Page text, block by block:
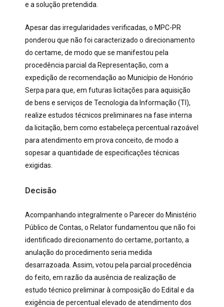
e a solução pretendida.
Apesar das irregularidades verificadas, o MPC-PR
ponderou que não foi caracterizado o direcionamento
do certame, de modo que se manifestou pela
procedência parcial da Representação, com a
expedição de recomendação ao Município de Honório
Serpa para que, em futuras licitações para aquisição
de bens e serviços de Tecnologia da Informação (TI),
realize estudos técnicos preliminares na fase interna
da licitação, bem como estabeleça percentual razoável
para atendimento em prova conceito, de modo a
sopesar a quantidade de especificações técnicas
exigidas.
Decisão
Acompanhando integralmente o Parecer do Ministério
Público de Contas, o Relator fundamentou que não foi
identificado direcionamento do certame, portanto, a
anulação do procedimento seria medida
desarrazoada. Assim, votou pela parcial procedência
do feito, em razão da ausência de realização de
estudo técnico preliminar à composição do Edital e da
exigência de percentual elevado de atendimento dos